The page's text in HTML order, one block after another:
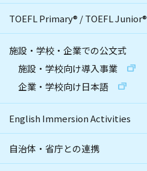
TOEFL Primary® /TOEFL Junior®
施設・学校・企業での公文式
施設・学校向け導入事業
企業・学校向け日本語
English Immersion Activities
自治体・省庁との連携